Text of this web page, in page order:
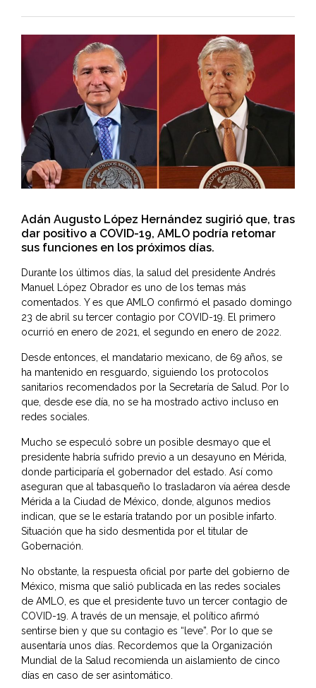
Adán Augusto López Hernández sugirió que, tras
dar positivo a COVID-19, AMLO podría retomar
sus funciones en los próximos días.
Durante los últimos días, la salud del presidente Andrés
Manuel López Obrador es uno de los temas más
comentados. Y es que AMLO confirmó el pasado domingo
23 de abril su tercer contagio por COVID-19. El primero
ocurrió en enero de 2021, el segundo en enero de 2022.
Desde entonces, el mandatario mexicano, de 69 años, se
ha mantenido en resguardo, siguiendo los protocolos
sanitarios recomendados por la Secretaría de Salud. Por lo
que, desde ese día, no se ha mostrado activo incluso en
redes sociales.
Mucho se especuló sobre un posible desmayo que el
presidente habría sufrido previo a un desayuno en Mérida,
donde participaría el gobernador del estado. Así como
aseguran que al tabasqueño lo trasladaron vía aérea desde
Mérida a la Ciudad de México, donde, algunos medios
indican, que se le estaría tratando por un posible infarto.
Situación que ha sido desmentida por el titular de
Gobernación.
No obstante, la respuesta oficial por parte del gobierno de
México, misma que salió publicada en las redes sociales
de AMLO, es que el presidente tuvo un tercer contagio de
COVID-19. A través de un mensaje, el político afirmó
sentirse bien y que su contagio es “leve”. Por lo que se
ausentaría unos días. Recordemos que la Organización
Mundial de la Salud recomienda un aislamiento de cinco
días en caso de ser asintomático.